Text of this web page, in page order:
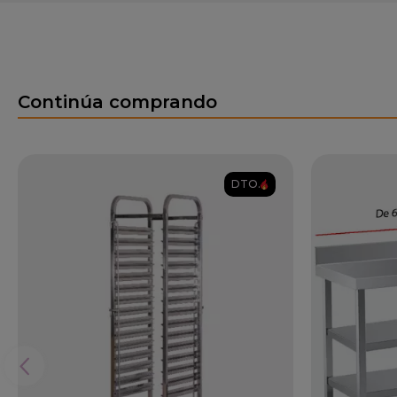
Continúa comprando
DTO.